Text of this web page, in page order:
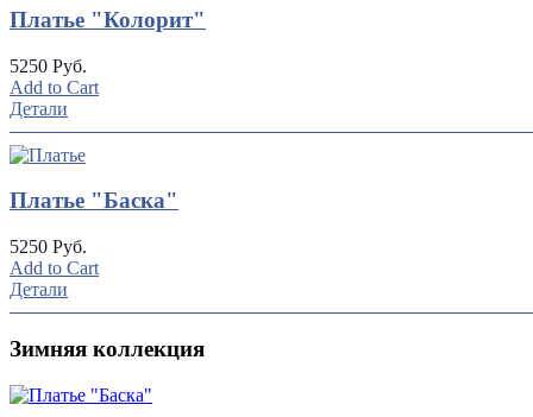
Платье "Колорит"
5250 Руб.
Add to Cart
Детали
Платье "Баска"
5250 Руб.
Add to Cart
Детали
Зимняя коллекция